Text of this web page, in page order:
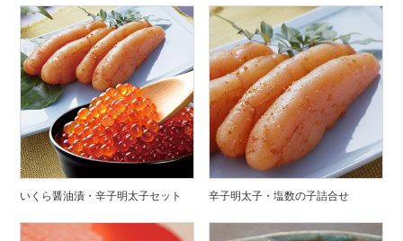
いくら醤油漬・辛子明太子セット 辛子明太子・塩数の子詰合せ